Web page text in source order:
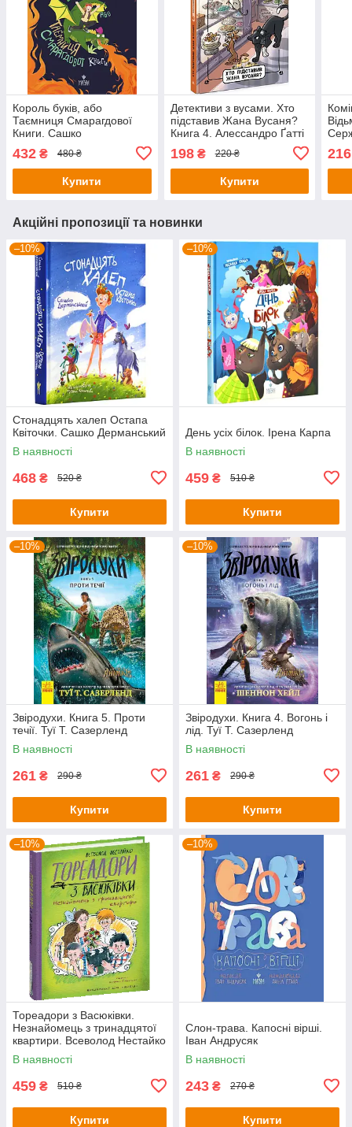
Король буків, або
Таємниця Смарагдової
Книги. Сашко
432 ₴ 480 ₴
Купити
Детективи з вусами. Хто
підставив Жана Вусаня?
Книга 4. Алессандро Ґатті
198₴ 220 ₴
Купити
216
Акційні пропозиції та новинки
–10%
Стонадцять халеп Остапа
Квіточки. Сашко Дерманський
В наявності
468 ₴ 520 ₴
Купити
–10%
День усіх білок. Ірена Карпа
В наявності
459 ₴ 510 ₴
Купити
–10%
Звіродухи. Книга 5. Проти
течії. Туї Т. Сазерленд
В наявності
261 ₴ 290 ₴
Купити
–10%
Звіродухи. Книга 4. Вогонь і
лід. Туї Т. Сазерленд
В наявності
261 ₴ 290 ₴
Купити
–10%
Тореадори з Васюківки.
Незнайомець з тринадцятої
квартири. Всеволод Нестайко
В наявності
459 ₴ 510 ₴
Купити
–10%
Слон-трава. Капосні вірші.
Іван Андрусяк
В наявності
243 ₴ 270 ₴
Купити